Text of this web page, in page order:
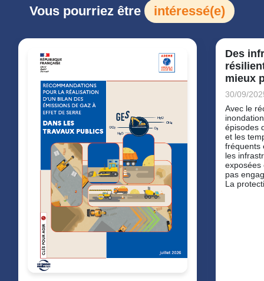
Vous pourriez être intéressé(e)
Des
mieux
30/09/
Avec le
épisodes
et les
fréquents
les
exposées
pas
La